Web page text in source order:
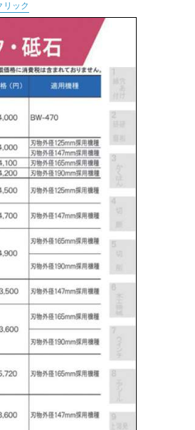
リック